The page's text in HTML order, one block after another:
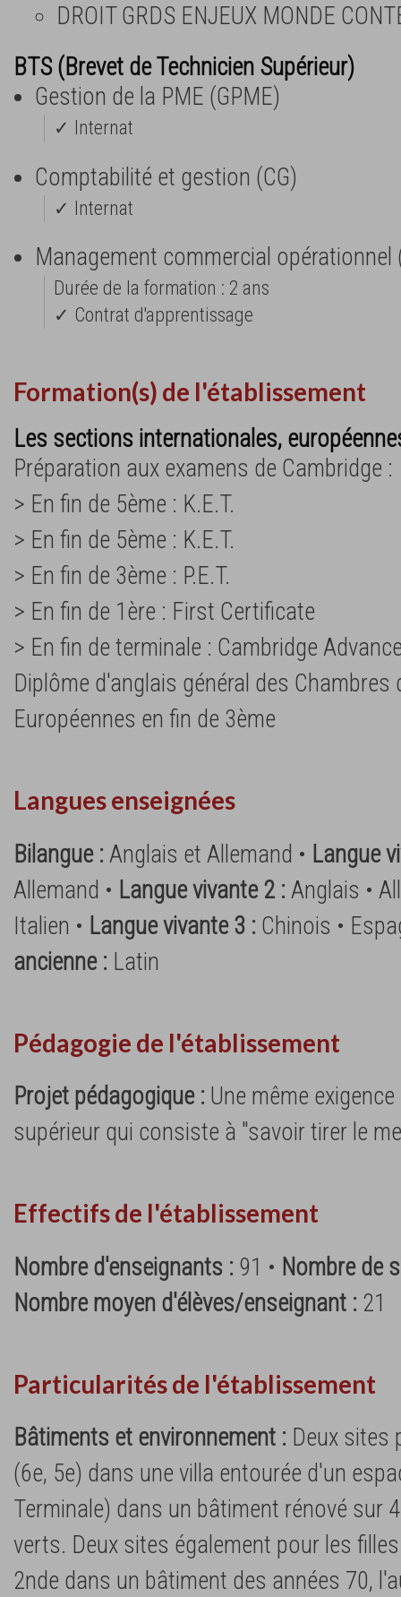
DROIT GRDS ENJEUX MONDE
BTS (Brevet de Technicien Supérieur)
Gestion de la PME (GPME)
✓ Internat
Comptabilité et gestion (CG)
✓ Internat
Management commercial opérationnel
Durée de la formation : 2 ans
✓ Contrat d'apprentissage
Formation(s) de l'établissement
Les sections internationales,
Préparation aux examens de Cambridge :
> En fin de 5ème : K.E.T.
> En fin de 5ème : K.E.T.
> En fin de 3ème : P.E.T.
> En fin de 1ère : First Certificate
> En fin de terminale : Cambridge
Diplôme d'anglais général des Chambres
Européennes en fin de 3ème
Langues enseignées
Bilangue :Anglais et Allemand • Langue
Allemand • Langue vivante 2 :Anglais •
Italien • Langue vivante 3 : Chinois •
ancienne : Latin
Pédagogie de l'établissement
Projet pédagogique : Une même
supérieur qui consiste à "savoir tirer le
Effectifs de l'établissement
Nombre d'enseignants : 91 • Nombre de
Nombre moyen d'élèves/enseignant : 21
Particularités de l'établissement
Bâtiments et environnement : Deux sites
(6e, 5e) dans une villa entourée d'un
Terminale) dans un bâtiment rénové sur
verts. Deux sites également pour les
2nde dans un bâtiment des années 70,